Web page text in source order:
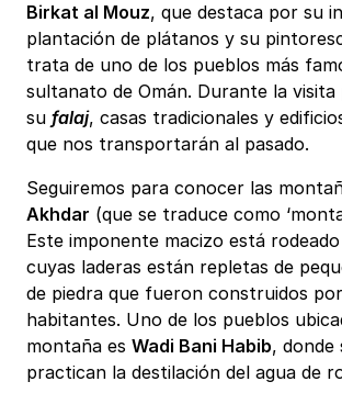
Birkat al Mouz, que destaca por su
plantación de plátanos y su
trata de uno de los pueblos más
sultanato de Omán. Durante la
su falaj, casas tradicionales y
que nos transportarán al pasado.
Seguiremos para conocer las
Akhdar (que se traduce como
Este imponente macizo está rodeado
cuyas laderas están repletas de
de piedra que fueron construidos
habitantes. Uno de los pueblos
montaña es Wadi Bani Habib, donde
practican la destilación del agua de